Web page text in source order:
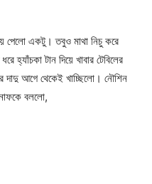
পেলো একটু। তবুও মাথা নিচু করে
হ্যাঁচকা টান দিয়ে খাবার টেবিলের
আগে থেকেই খাচ্ছিলো। নৌশিন
বললো,